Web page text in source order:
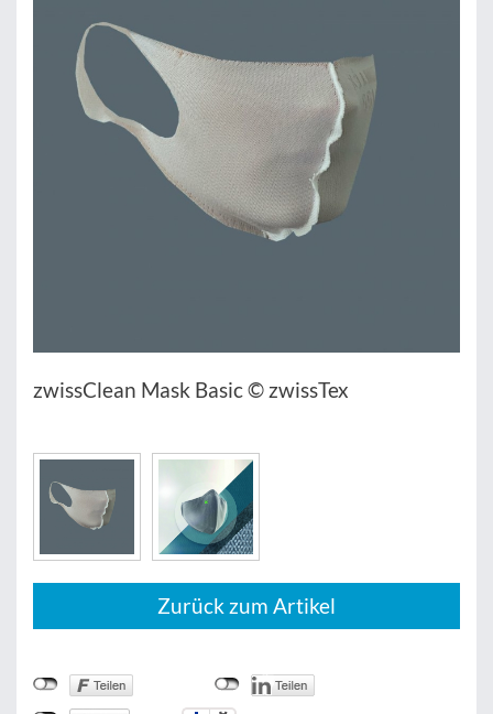
zwissClean Mask Basic © zwissTex
Zurück zum Artikel